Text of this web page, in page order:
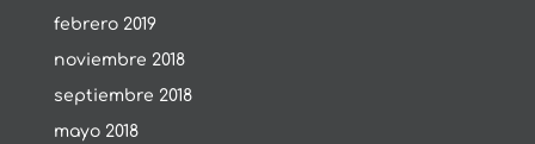
febrero 2019
noviembre 2018
septiembre 2018
mayo 2018